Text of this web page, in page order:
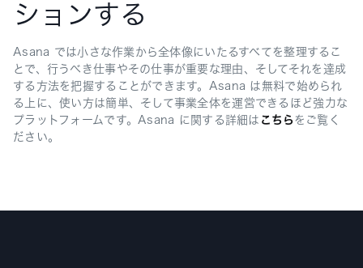
ションする
Asana では小さな作業から全体像にいたるすべてを整理するこ
とで、行うべき仕事やその仕事が重要な理由、そしてそれを達成
する方法を把握することができます。Asana は無料で始められ
る上に、使い方は簡単、そして事業全体を運営できるほど強力な
プラットフォームです。Asana に関する詳細は こちら をご覧く
ださい。